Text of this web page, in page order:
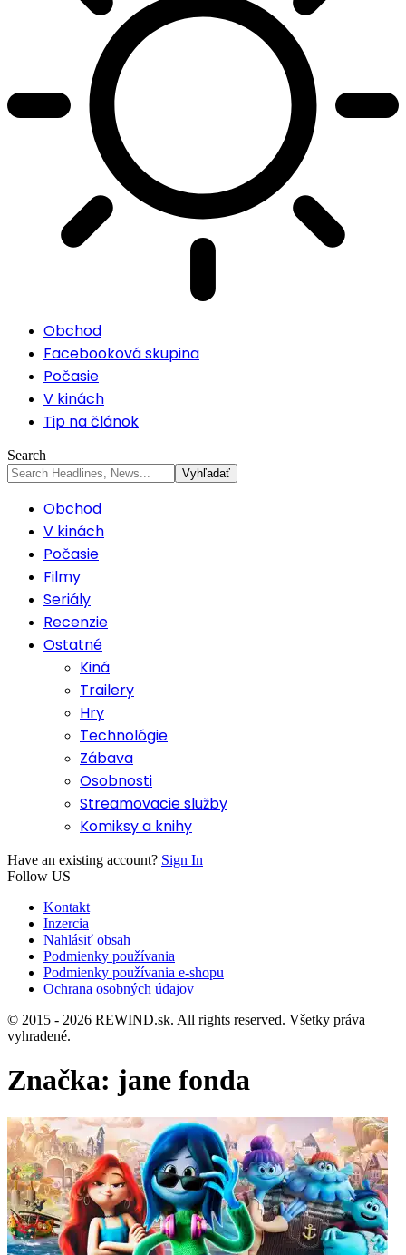
Obchod
Facebooková skupina
Počasie
V kinách
Tip na článok
Search
Obchod
V kinách
Počasie
Filmy
Seriály
Recenzie
Ostatné
Kiná
Trailery
Hry
Technológie
Zábava
Osobnosti
Streamovacie služby
Komiksy a knihy
Have an existing account? Sign In
Follow US
Kontakt
Inzercia
Nahlásiť obsah
Podmienky používania
Podmienky používania e-shopu
Ochrana osobných údajov
© 2015 - 2026 REWIND.sk. All rights reserved. Všetky práva
vyhradené.
Značka: jane fonda